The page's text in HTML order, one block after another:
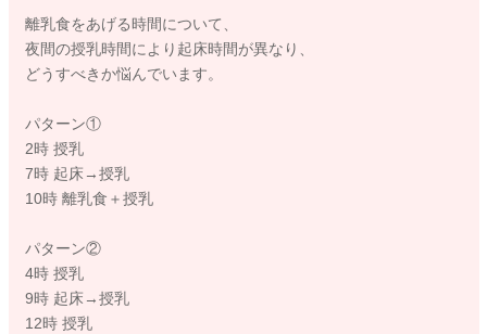
離乳食をあげる時間について、
夜間の授乳時間により起床時間が異なり、
どうすべきか悩んでいます。
パターン①
2時 授乳
7時 起床→授乳
10時 離乳食＋授乳
パターン②
4時 授乳
9時 起床→授乳
12時 授乳